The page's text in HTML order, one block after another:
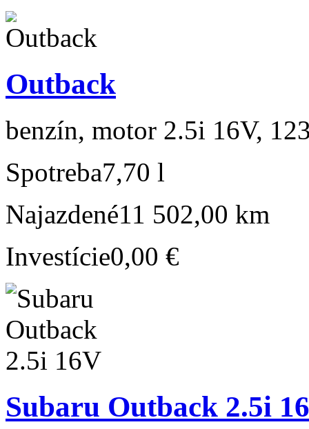
Outback
benzín, motor 2.5i 16V,
Spotreba7,70 l
Najazdené11 502,00 km
Investície0,00 €
Subaru Outback 2.5i